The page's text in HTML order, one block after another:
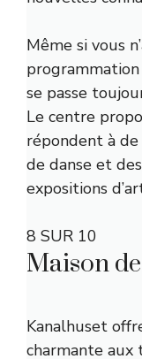
Même si vous
programmation
se passe
Le centre
répondent à
de danse et
expositions
8 SUR 10
Maison
Kanalhuset
charmante aux